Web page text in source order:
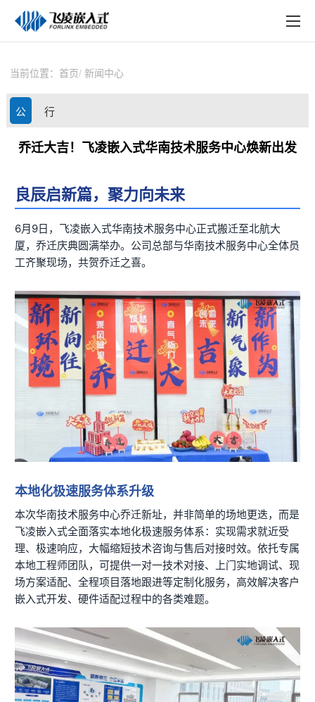
技术与支持
在线文档
方案定制
天猫商城
新闻中心
技术论坛
在线购买
当前位置： 首页 新闻中心
公
司
态
行
业
讯
乔迁大吉！飞凌嵌入式华南技术服务中心焕新出发
良辰启新篇，聚力向未来
6月9日， 飞凌嵌入式华南技术服务中心正式搬迁至北航大
厦，乔迁庆典圆满举办。公司总部与华南技术服务中心全体员
工齐聚现场，共贺乔迁之喜。
本地化极速服务体系升级
本次华南技术服务中心乔迁新址，并非简单的场地更迭，而是
飞凌嵌入式全面落实本地化极速服务体系：实现需求就近受
理、极速响应，大幅缩短技术咨询与售后对接时效。依托专属
本地工程师团队，可提供一对一技术对接、上门实地调试、现
场方案适配、全程项目落地跟进等定制化服务，高效解决客户
嵌入式开发、硬件适配过程中的各类难题。